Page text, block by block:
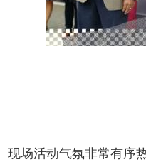
现场活动气氛非常有序